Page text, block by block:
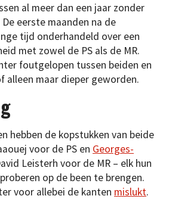
al meer dan een jaar zonder
eerste maanden na de
tijd onderhandeld over een
met zowel de PS als de MR.
foutgelopen tussen beiden en
alleen maar dieper geworden.
hebben de kopstukken van beide
voor de PS en Georges-
Leisterh voor de MR – elk hun
op de been te brengen.
voor allebei de kanten mislukt.